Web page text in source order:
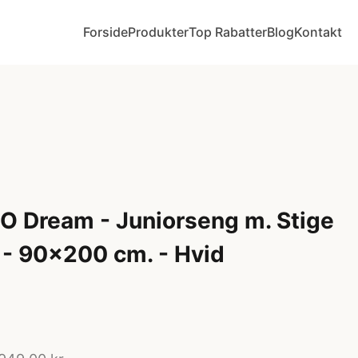
ForsideProdukterTop RabatterBlogKontakt
Dream - Juniorseng m. Stige
90x200 cm. - Hvid